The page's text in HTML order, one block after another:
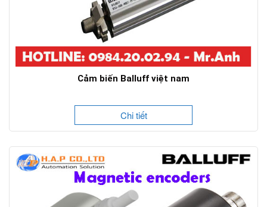
Cảm biến Balluff việt nam
Chi tiết